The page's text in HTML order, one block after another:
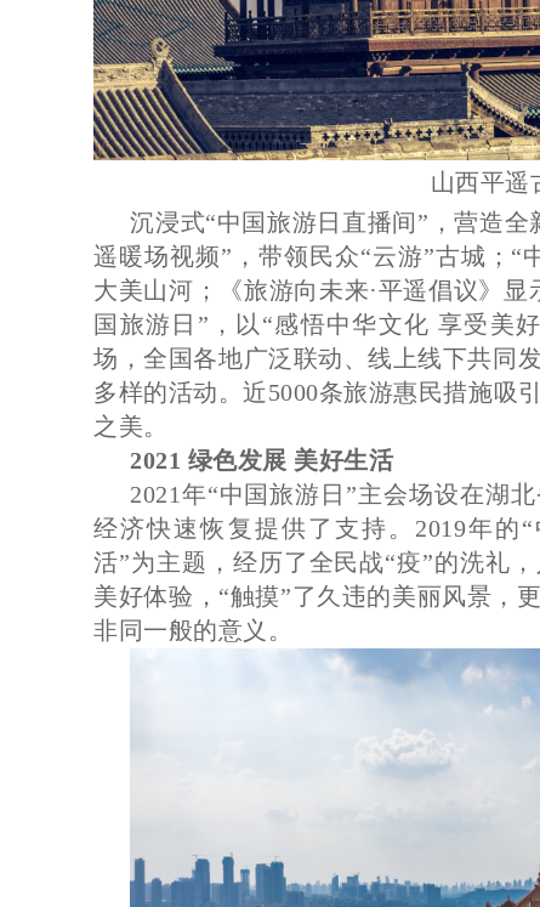
山西平遥
沉浸式“中国旅游日直播间”，营造
遥暖场视频”，带领民众“云游”古城；“
大美山河；《旅游向未来·平遥倡议》
国旅游日”，以“感悟中华文化 享受美
场，全国各地广泛联动、线上线下共同
多样的活动。近5000条旅游惠民措施吸
之美。
2021 绿色发展 美好生活
2021年“中国旅游日”主会场设在湖
经济快速恢复提供了支持。2019年的
活”为主题，经历了全民战“疫”的洗礼
美好体验，“触摸”了久违的美丽风景，
非同一般的意义。